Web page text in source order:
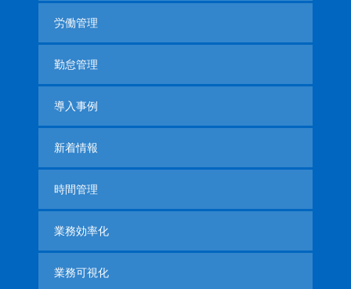
労働管理
勤怠管理
導入事例
新着情報
時間管理
業務効率化
業務可視化